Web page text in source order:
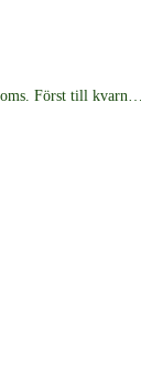
Först till kvarn….